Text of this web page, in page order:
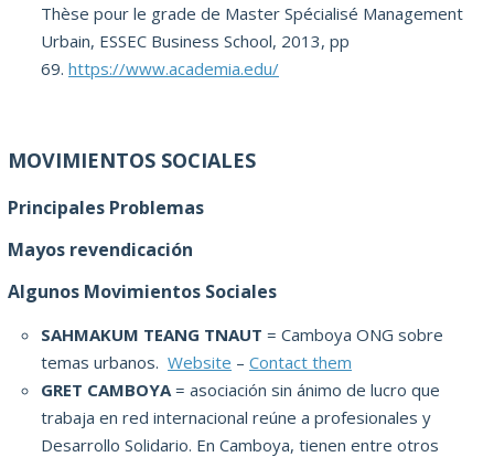
Thèse pour le grade de Master Spécialisé Management
Urbain, ESSEC Business School, 2013, pp
69. https://www.academia.edu/
MOVIMIENTOS SOCIALES
Principales Problemas
Mayos revendicación
Algunos Movimientos Sociales
SAHMAKUM TEANG TNAUT = Camboya ONG sobre
temas urbanos. Website – Contact them
GRET CAMBOYA = asociación sin ánimo de lucro que
trabaja en red internacional reúne a profesionales y
Desarrollo Solidario. En Camboya, tienen entre otros